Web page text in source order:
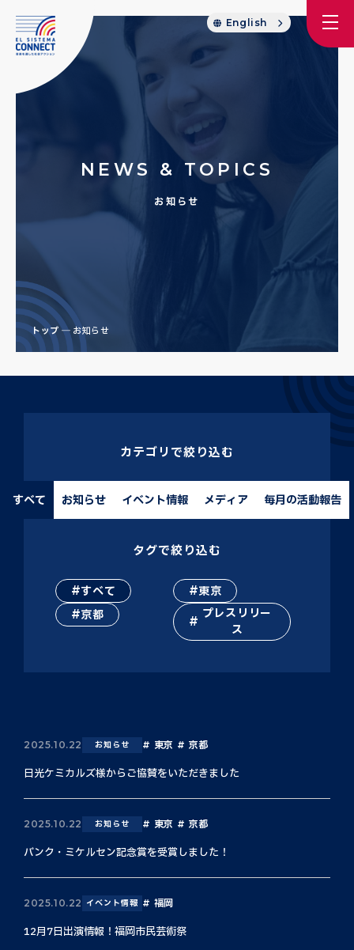
English
NEWS & TOPICS
お知らせ
トップ お知らせ
カテゴリで絞り込む
すべて お知らせ イベント情報 メディア 毎月の活動報告
タグで絞り込む
すべて
東京
京都
プレスリリー
ス
2025.10.22 お知らせ 東京 京都
日光ケミカルズ様からご協賛をいただきました
2025.10.22 お知らせ 東京 京都
バンク・ミケルセン記念賞を受賞しました！
2025.10.22 イベント情報 福岡
12月7日出演情報！福岡市民芸術祭